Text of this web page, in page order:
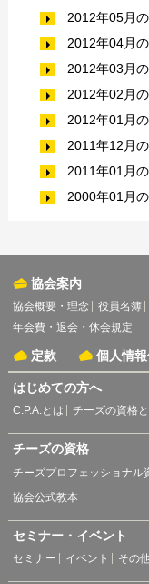
2012年05月の
2012年04月の
2012年03月の
2012年02月の
2012年01月の
2011年12月の
2011年01月の
2000年01月の
協会案内
協会概要・理念 役員名簿
年会費・退会・休会規定
定款 個人情
はじめての方へ
C.P.A.とは チーズの資格
チーズの資格
チーズプロフェッショナル
協会公式教本
セミナー・イベント
セミナー イベント その